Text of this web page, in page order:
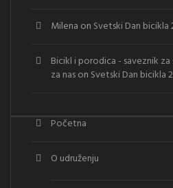
Milena on Svetski Dan bicikla
Bicikl i porodica - saveznik
za nason Svetski Dan bicikla
Početna
O udruženju